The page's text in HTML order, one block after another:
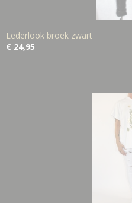
Lederlook broek zwart
€ 24,95